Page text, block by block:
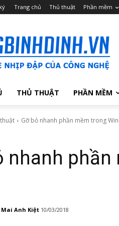
Trang chủ Thủ thuật Phần mềm
THỦ THUẬT PHẦN MỀM
Gỡ bỏ nhanh phần mềm trong
nhanh
Anh Kiệt 10/03/2018